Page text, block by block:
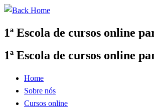
Skip
content
1ª Escola de cursos online
1ª Escola de cursos online
Home
Sobre nós
Cursos online